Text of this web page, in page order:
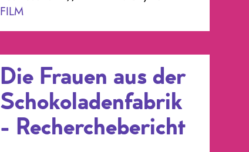
FILM
Die Frauen aus der
Schokoladenfabrik
- Recherchebericht